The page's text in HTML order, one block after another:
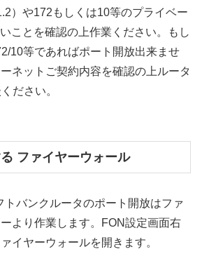
）や172もしくは10等のプライベー
ことを確認の上作業ください。もし
10等であればポート開放出来ませ
ネットご契約内容を確認の上ルータ
ださい。
ファイヤーウォール
トバンクルータのポート開放はファ
より作業します。FON設定画面右
イヤーウォールを開きます。